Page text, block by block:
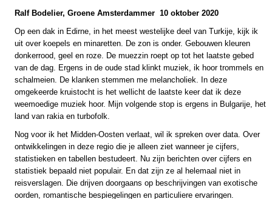
Ralf Bodelier, Groene Amsterdammer 10 oktober 2020
Op een dak in Edirne, in het meest westelijke deel van Turkije, kijk ik
uit over koepels en minaretten. De zon is onder. Gebouwen kleuren
donkerrood, geel en roze. De muezzin roept op tot het laatste gebed
van de dag. Ergens in de oude stad klinkt muziek, ik hoor trommels en
schalmeien. De klanken stemmen me melancholiek. In deze
omgekeerde kruistocht is het wellicht de laatste keer dat ik deze
weemoedige muziek hoor. Mijn volgende stop is ergens in Bulgarije, het
land van rakia en turbofolk.
Nog voor ik het Midden-Oosten verlaat, wil ik spreken over data. Over
ontwikkelingen in deze regio die je alleen ziet wanneer je cijfers,
statistieken en tabellen bestudeert. Nu zijn berichten over cijfers en
statistiek bepaald niet populair. En dat zijn ze al helemaal niet in
reisverslagen. Die drijven doorgaans op beschrijvingen van exotische
oorden, romantische bespiegelingen en particuliere ervaringen.